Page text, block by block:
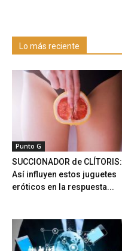
Lo más reciente
Punto G
SUCCIONADOR de CLÍTORIS:
Así influyen estos juguetes
eróticos en la respuesta...